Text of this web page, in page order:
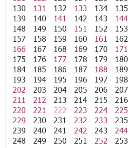
130
131 132 133 134 135
139
140 141 142 143 144
148
149 150 151 152 153
157
158 159 160 161 162
166
167 168 169 170 171
175
176 177 178 179 180
184
185 186 187 188 189
193
194 195 196 197 198
202
203 204 205 206 207
211
212 213 214 215 216
220
221 222 223 224 225
229
230 231 232 233 235
239
240 241 242 243 244
248
249 250 251 252 253